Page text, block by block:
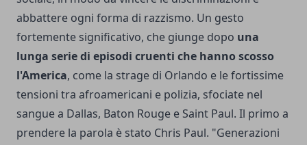
abbattere ogni forma di razzismo. Un gesto
fortemente significativo, che giunge dopo una
lunga serie di episodi cruenti che hanno scosso
l'America, come la strage di Orlando e le fortissime
tensioni tra afroamericani e polizia, sfociate nel
sangue a Dallas, Baton Rouge e Saint Paul. Il primo a
prendere la parola è stato Chris Paul. "Generazioni